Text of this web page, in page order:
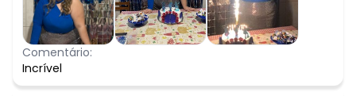
Comentário:
Incrível